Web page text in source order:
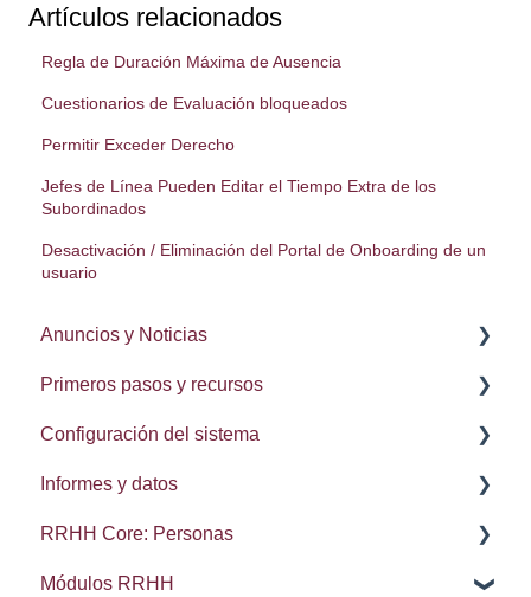
Artículos relacionados
Regla de Duración Máxima de Ausencia
Cuestionarios de Evaluación bloqueados
Permitir Exceder Derecho
Jefes de Línea Pueden Editar el Tiempo Extra de los
Subordinados
Desactivación / Eliminación del Portal de Onboarding de un
usuario
Anuncios y Noticias
Notas de la lanzamiento
Primeros pasos y recursos
Procesos
Delegación de procesos
Configuración de usuario
Navegación
Configuración del sistema
Administración del sistema
Integraciones: Webhooks
Informes y datos
Brecha salarial de género
Búsqueda, conjuntos y elementos recientes
RRHH Core: Personas
Kudos
Módulos RRHH